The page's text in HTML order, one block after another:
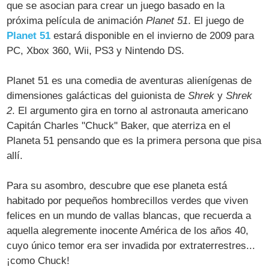
que se asocian para crear un juego basado en la
próxima película de animaciónPlanet 51. El juego de
Planet 51 estará disponible en el invierno de 2009 para
PC, Xbox 360, Wii, PS3 y Nintendo DS.
Planet 51 es una comedia de aventuras alienígenas de
dimensiones galácticas del guionista deShrek yShrek
2. El argumento gira en torno al astronauta americano
Capitán Charles "Chuck" Baker, que aterriza en el
Planeta 51 pensando que es la primera persona que pisa
allí.
Para su asombro, descubre que ese planeta está
habitado por pequeños hombrecillos verdes que viven
felices en un mundo de vallas blancas, que recuerda a
aquella alegremente inocente América de los años 40,
cuyo único temor era ser invadida por extraterrestres...
¡como Chuck!